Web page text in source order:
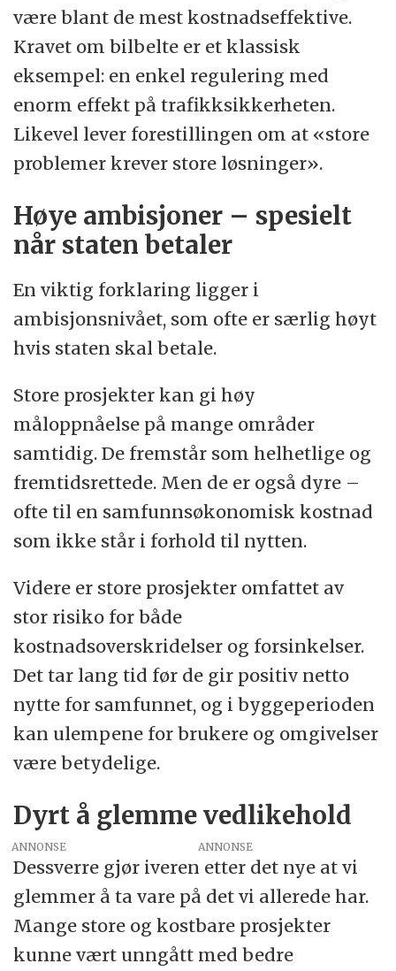
være blant de mest kostnadseffektive.
Kravet om bilbelte er et klassisk
eksempel: en enkel regulering med
enorm effekt på trafikksikkerheten.
Likevel lever forestillingen om at «store
problemer krever store løsninger».
Høye ambisjoner – spesielt
når staten betaler
En viktig forklaring ligger i
ambisjonsnivået, som ofte er særlig høyt
hvis staten skal betale.
Store prosjekter kan gi høy
måloppnåelse på mange områder
samtidig. De fremstår som helhetlige og
fremtidsrettede. Men de er også dyre –
ofte til en samfunnsøkonomisk kostnad
som ikke står i forhold til nytten.
Videre er store prosjekter omfattet av
stor risiko for både
kostnadsoverskridelser og forsinkelser.
Det tar lang tid før de gir positiv netto
nytte for samfunnet, og i byggeperioden
kan ulempene for brukere og omgivelser
være betydelige.
Dyrt å glemme vedlikehold
ANNONSE
Dessverre gjør iveren etter det nye at vi
glemmer å ta vare på det vi allerede har.
Mange store og kostbare prosjekter
kunne vært unngått med bedre